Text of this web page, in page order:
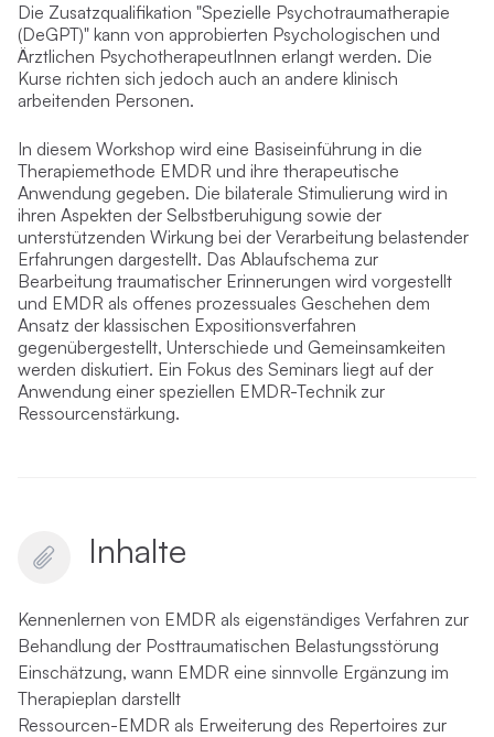
Die Zusatzqualifikation "Spezielle Psychotraumatherapie
(DeGPT)" kann von approbierten Psychologischen und
Ärztlichen PsychotherapeutInnen erlangt werden. Die
Kurse richten sich jedoch auch an andere klinisch
arbeitenden Personen.
In diesem Workshop wird eine Basiseinführung in die
Therapiemethode EMDR und ihre therapeutische
Anwendung gegeben. Die bilaterale Stimulierung wird in
ihren Aspekten der Selbstberuhigung sowie der
unterstützenden Wirkung bei der Verarbeitung belastender
Erfahrungen dargestellt. Das Ablaufschema zur
Bearbeitung traumatischer Erinnerungen wird vorgestellt
und EMDR als offenes prozessuales Geschehen dem
Ansatz der klassischen Expositionsverfahren
gegenübergestellt, Unterschiede und Gemeinsamkeiten
werden diskutiert. Ein Fokus des Seminars liegt auf der
Anwendung einer speziellen EMDR-Technik zur
Ressourcenstärkung.
Inhalte
Kennenlernen von EMDR als eigenständiges Verfahren zur
Behandlung der Posttraumatischen Belastungsstörung
Einschätzung, wann EMDR eine sinnvolle Ergänzung im
Therapieplan darstellt
Ressourcen-EMDR als Erweiterung des Repertoires zur